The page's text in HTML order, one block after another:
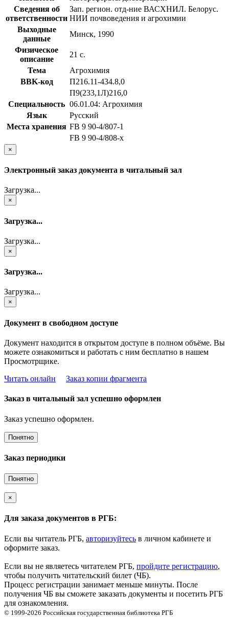
Сведения об
ответственности
Зап. регион. отд-ние ВАСХНИЛ. Белорус.
НИИ почвоведения и агрохимии
Выходные
данные
Минск, 1990
Физическое
описание
21 с.
Тема
Агрохимия
BBK-код
П216.11-434.8,0
П9(233,1Л)216,0
Специальность 06.01.04: Агрохимия
Язык
Русский
Места хранения FB 9 90-4/807-1
FB 9 90-4/808-x
×
Электронный заказ документа в читальный зал
Загрузка...
×
Загрузка...
Загрузка...
×
Загрузка...
Загрузка...
×
Документ в свободном доступе
Документ находится в открытом доступе в полном объёме. Вы
можете ознакомиться и работать с ним бесплатно в нашем
Просмотрщике.
Читать онлайн
Заказ копии фрагмента
Заказ в читальный зал успешно оформлен
Заказ успешно оформлен.
Понятно
Заказ периодики
Понятно
×
Для заказа документов в РГБ:
Если вы читатель РГБ, авторизуйтесь в личном кабинете и
оформите заказ.
Если вы не являетесь читателем РГБ, пройдите регистрацию,
чтобы получить читательский билет (ЧБ).
Процесс регистрации занимает меньше минуты. После
получения ЧБ вы сможете заказать документы и посетить РГБ
для ознакомления.
© 1999-2026 Российская государственная библиотека РГБ